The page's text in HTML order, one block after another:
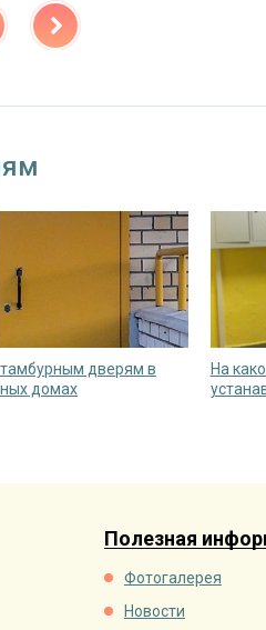
дверям в
домах
На
Полезная
Фотогалерея
Новости